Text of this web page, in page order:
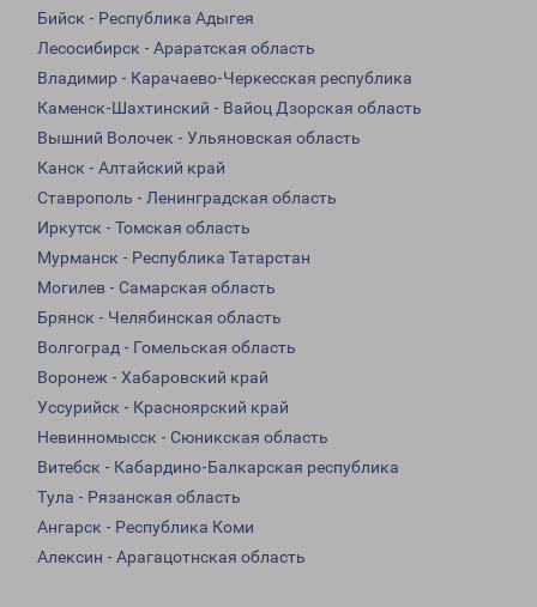
Бийск - Республика Адыгея
Лесосибирск - Араратская область
Владимир - Карачаево-Черкесская республика
Каменск-Шахтинский - Вайоц Дзорская область
Вышний Волочек - Ульяновская область
Канск - Алтайский край
Ставрополь - Ленинградская область
Иркутск - Томская область
Мурманск - Республика Татарстан
Могилев - Самарская область
Брянск - Челябинская область
Волгоград - Гомельская область
Воронеж - Хабаровский край
Уссурийск - Красноярский край
Невинномысск - Сюникская область
Витебск - Кабардино-Балкарская республика
Тула - Рязанская область
Ангарск - Республика Коми
Алексин - Арагацотнская область